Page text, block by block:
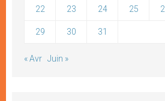
22 23 24 25
29 30 31
« Avr Juin »